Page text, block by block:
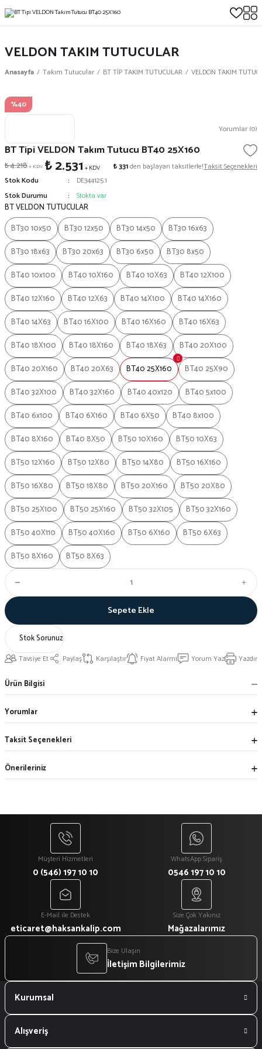
VELDON TAKIM TUTUCULAR
Anasayfa Takım Tutucular BT TİP TAKIM TUTUCULAR VELDON TAKIM
%40
Yorumlar (0)
BT Tipi VELDON Takım Tutucu BT40 25X160
₺ 4.218+ KDV ₺ 2.531 + KDV ₺ 331den başlayan taksitlerle!Taksit Seçenekleri
Stok Kodu
DE344125.1
Stok Durumu
Stokta var
BT VELDON TUTUCULAR
BT30 10x50
BT30 12x50 BT30 14x50
BT30 16x63
BT30 18x63
BT30 20x63 BT30 6x50
BT30 8x50
BT40 10x100
BT40 10X160 BT40 10X63
BT40 12X100
BT40 12X160
BT40 12X63 BT40 14X100
BT40 14X160
BT40 14X63
BT40 16X100 BT40 16X160
BT40 16X63
BT40 18X100
BT40 18X160 BT40 18X63
BT40 20X100
BT40 20X160
BT40 20X63 BT40 25X160
BT40 25X90
BT40 32X100
BT40 32X160 BT40 40x120
BT40 5x100
BT40 6x100
BT40 6X160 BT40 6X50
BT40 8x100
BT40 8X160
BT40 8X50 BT50 10X160
BT50 10X63
BT50 12X160
BT50 12X80 BT50 14X80
BT50 16X160
BT50 16X80
BT50 18X80 BT50 20X160
BT50 20X80
BT50 25X100
BT50 25X160 BT50 32X105
BT50 32X160
BT50 40X110
BT50 40X160 BT50 6X160
BT50 6X63
BT50 8X160
BT50 8X63
Sepete Ekle
Stok Sorunuz
Tavsiye Et Paylaş Karşılaştır Fiyat Alarmı Yorum Yaz Yazdır
Ürün Bilgisi
Yorumlar
Taksit Seçenekleri
Önerileriniz
Müşteri Hizmetleri
0 (546) 197 10 10
WhatsApp Sipariş
0546 197 10 10
E-Mail ile Destek
eticaret@haksankalip.com
Size Çok Yakınız
Mağazalarımız
Bize Ulaşın
İletişim Bilgilerimiz
Kurumsal
Alışveriş